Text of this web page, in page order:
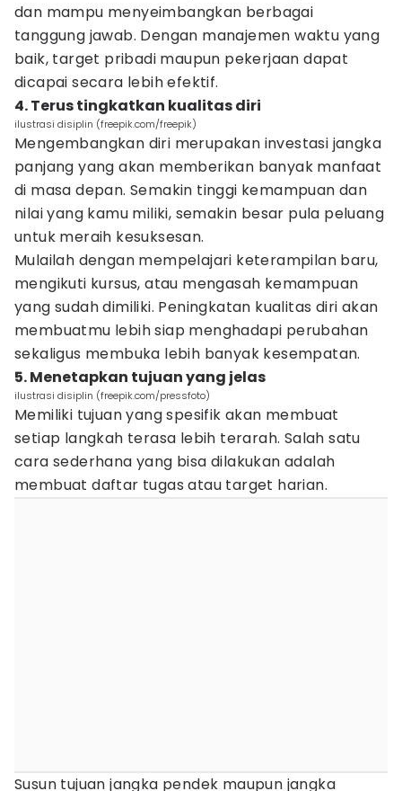
dan mampu menyeimbangkan berbagai
tanggung jawab. Dengan manajemen waktu yang
baik, target pribadi maupun pekerjaan dapat
dicapai secara lebih efektif.
4. Terus tingkatkan kualitas diri
ilustrasi disiplin (freepik.com/freepik)
Mengembangkan diri merupakan investasi jangka
panjang yang akan memberikan banyak manfaat
di masa depan. Semakin tinggi kemampuan dan
nilai yang kamu miliki, semakin besar pula peluang
untuk meraih kesuksesan.
Mulailah dengan mempelajari keterampilan baru,
mengikuti kursus, atau mengasah kemampuan
yang sudah dimiliki. Peningkatan kualitas diri akan
membuatmu lebih siap menghadapi perubahan
sekaligus membuka lebih banyak kesempatan.
5. Menetapkan tujuan yang jelas
ilustrasi disiplin (freepik.com/pressfoto)
Memiliki tujuan yang spesifik akan membuat
setiap langkah terasa lebih terarah. Salah satu
cara sederhana yang bisa dilakukan adalah
membuat daftar tugas atau target harian.
Susun tujuan jangka pendek maupun jangka